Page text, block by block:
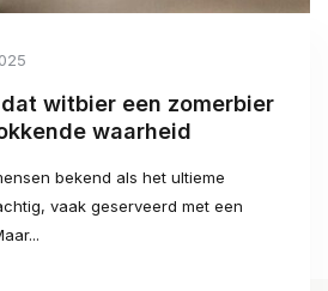
witbier een zomerbier
waarheid
bekend als het ultieme
vaak geserveerd met een